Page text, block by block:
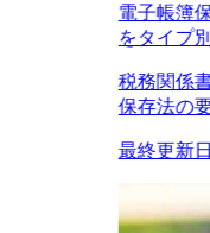
電子帳簿
をタイプ
税務関係
保存法の
最終更新